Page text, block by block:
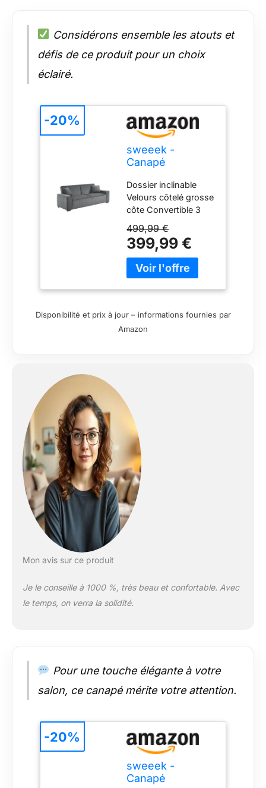
Considérons ensemble les atouts et
défis de ce produit pour un choix
éclairé.
sweeek -
Canapé
Places Gris
foncé Velours
côtelé L 231 x P
96.5 x H 80cm
Dossier inclinable
Velours côtelé grosse
côte Convertible 3
499,99 €
399,99 €
-20%
Disponibilité et prix à jour – informations fournies par
Amazon
Mon avis sur ce produit
Je le conseille à 1000 %, très beau et confortable. Avec
le temps, on verra la solidité.
Pour une touche élégante à votre
salon, ce canapé mérite votre attention.
sweeek -
Canapé
-20%